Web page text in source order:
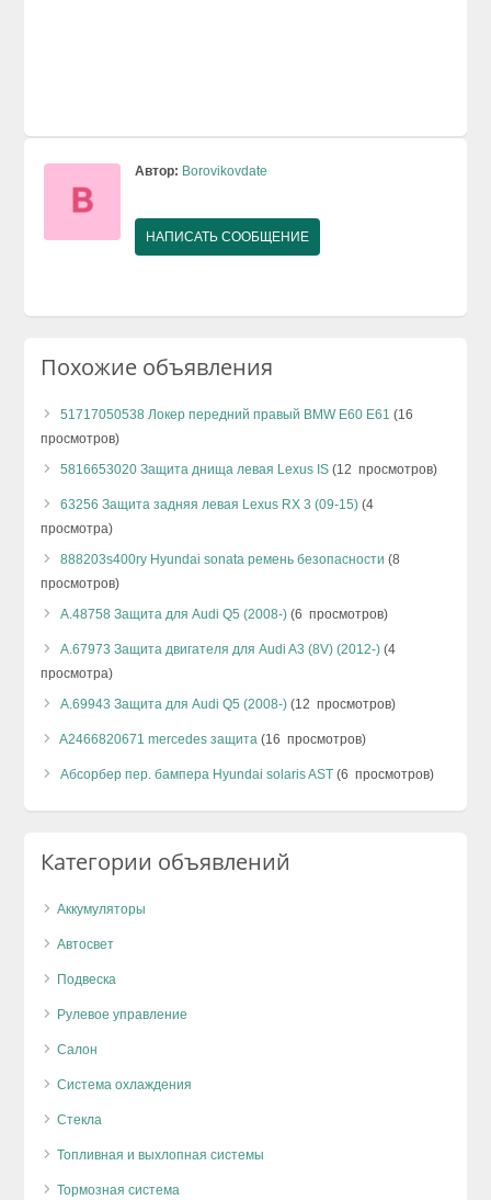
Автор: Borovikovdate
НАПИСАТЬ СООБЩЕНИЕ
Похожие объявления
51717050538 Локер передний правый BMW E60 E61 (16
просмотров)
5816653020 Защита днища левая Lexus IS (12 просмотров)
63256 Защита задняя левая Lexus RX 3 (09-15) (4
просмотра)
888203s400ry Hyundai sonata ремень безопасности (8
просмотров)
А.48758 Защита для Audi Q5 (2008-) (6 просмотров)
А.67973 Защита двигателя для Audi A3 (8V) (2012-) (4
просмотра)
А.69943 Защита для Audi Q5 (2008-) (12 просмотров)
A2466820671 mercedes защита (16 просмотров)
Абсорбер пер. бампера Hyundai solaris AST (6 просмотров)
Категории объявлений
Аккумуляторы
Автосвет
Подвеска
Рулевое управление
Салон
Система охлаждения
Стекла
Топливная и выхлопная системы
Тормозная система